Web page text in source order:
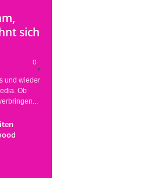
sich
0
und wieder
Ob